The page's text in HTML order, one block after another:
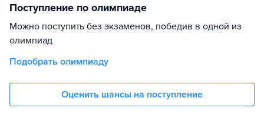
Поступление по олимпиаде
Можно поступить без экзаменов, победив в одной из
олимпиад
Подобрать олимпиаду
Оценить шансы на поступление